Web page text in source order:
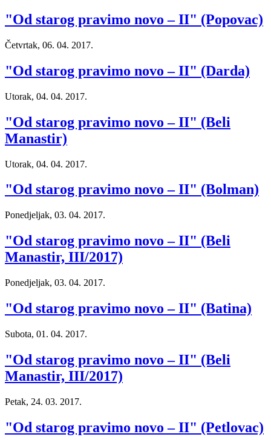
"Od starog pravimo novo – II" (Popovac)
Četvrtak, 06. 04. 2017.
"Od starog pravimo novo – II" (Darda)
Utorak, 04. 04. 2017.
"Od starog pravimo novo – II" (Beli
Manastir)
Utorak, 04. 04. 2017.
"Od starog pravimo novo – II" (Bolman)
Ponedjeljak, 03. 04. 2017.
"Od starog pravimo novo – II" (Beli
Manastir, III/2017)
Ponedjeljak, 03. 04. 2017.
"Od starog pravimo novo – II" (Batina)
Subota, 01. 04. 2017.
"Od starog pravimo novo – II" (Beli
Manastir, III/2017)
Petak, 24. 03. 2017.
"Od starog pravimo novo – II" (Petlovac)